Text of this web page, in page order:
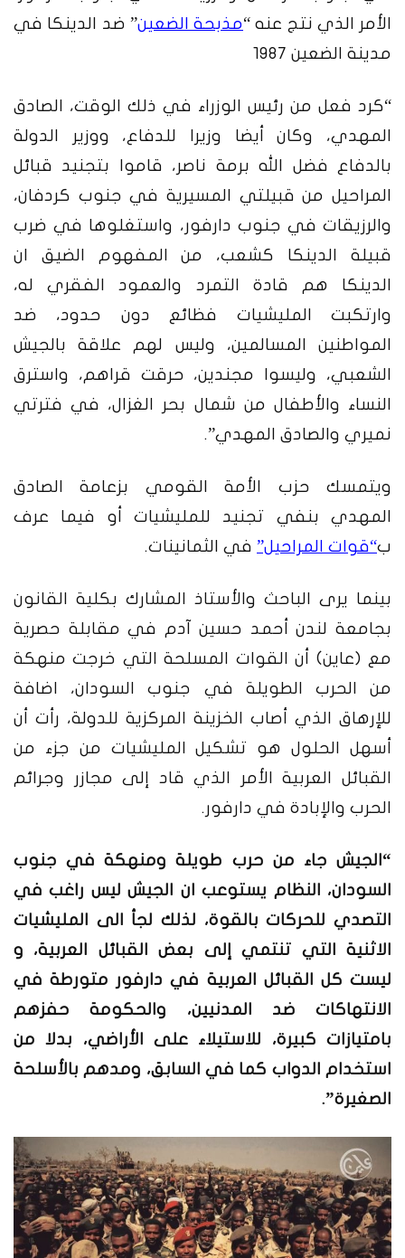
الأمر الذي نتج عنه “مذبحة الضعين” ضد الدينكا في
مدينة الضعين 1987
“كرد فعل من رئيس الوزراء في ذلك الوقت، الصادق
المهدي، وكان أيضا وزيرا للدفاع، ووزير الدولة
بالدفاع فضل الله برمة ناصر، قاموا بتجنيد قبائل
المراحيل من قبيلتي المسيرية في جنوب كردفان،
والرزيقات في جنوب دارفور، واستغلوها في ضرب
قبيلة الدينكا كشعب، من المفهوم الضيق ان
الدينكا هم قادة التمرد والعمود الفقري له،
وارتكبت المليشيات فظائع دون حدود، ضد
المواطنين المسالمين، وليس لهم علاقة بالجيش
الشعبي، وليسوا مجندين، حرقت قراهم، واسترق
النساء والأطفال من شمال بحر الغزال، في فترتي
نميري والصادق المهدي”.
ويتمسك حزب الأمة القومي بزعامة الصادق
المهدي بنفي تجنيد للمليشيات أو فيما عرف
ب“قوات المراحيل” في الثمانينات.
بينما يرى الباحث والأستاذ المشارك بكلية القانون
بجامعة لندن أحمد حسين آدم في مقابلة حصرية
مع (عاين) أن القوات المسلحة التي خرجت منهكة
من الحرب الطويلة في جنوب السودان، اضافة
للإرهاق الذي أصاب الخزينة المركزية للدولة، رأت أن
أسهل الحلول هو تشكيل المليشيات من جزء من
القبائل العربية الأمر الذي قاد إلى مجازر وجرائم
الحرب والإبادة في دارفور.
“الجيش جاء من حرب طويلة ومنهكة في جنوب
السودان، النظام يستوعب ان الجيش ليس راغب في
التصدي للحركات بالقوة، لذلك لجأ الى المليشيات
الاثنية التي تنتمي إلى بعض القبائل العربية، و
ليست كل القبائل العربية في دارفور متورطة في
الانتهاكات ضد المدنيين، والحكومة حفزهم
بامتيازات كبيرة، للاستيلاء على الأراضي، بدلا من
استخدام الدواب كما في السابق، ومدهم بالأسلحة
الصغيرة”.